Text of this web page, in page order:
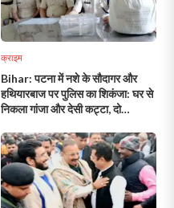
क्राइम
Bihar: पटना में नशे के सौदागर और
हथियारबाज पर पुलिस का शिकंजा: घर से
निकला गांजा और देसी कट्टा, दो